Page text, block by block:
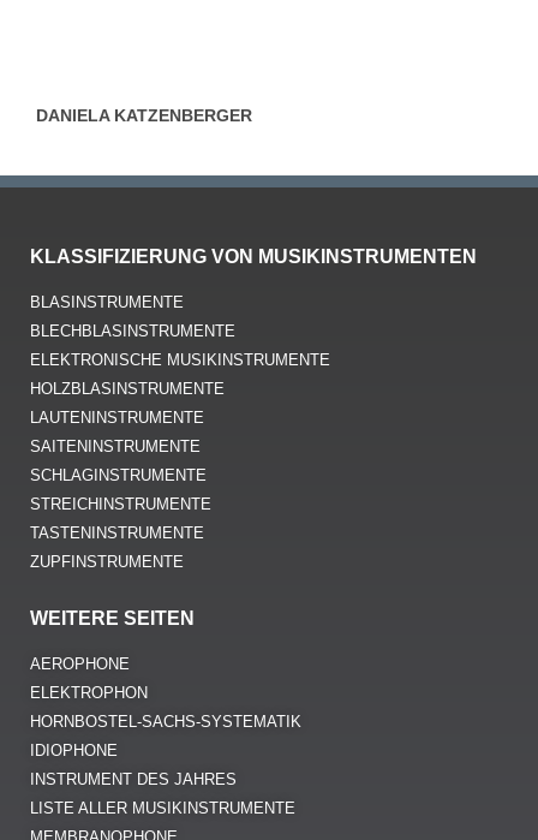
DANIELA KATZENBERGER
KLASSIFIZIERUNG VON MUSIKINSTRUMENTEN
BLASINSTRUMENTE
BLECHBLASINSTRUMENTE
ELEKTRONISCHE MUSIKINSTRUMENTE
HOLZBLASINSTRUMENTE
LAUTENINSTRUMENTE
SAITENINSTRUMENTE
SCHLAGINSTRUMENTE
STREICHINSTRUMENTE
TASTENINSTRUMENTE
ZUPFINSTRUMENTE
WEITERE SEITEN
AEROPHONE
ELEKTROPHON
HORNBOSTEL-SACHS-SYSTEMATIK
IDIOPHONE
INSTRUMENT DES JAHRES
LISTE ALLER MUSIKINSTRUMENTE